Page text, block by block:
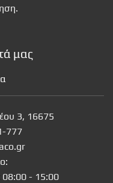
μας
3, 16675
777
08:00 - 15:00